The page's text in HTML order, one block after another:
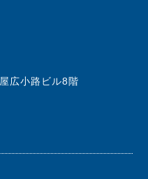
広小路ビル8階